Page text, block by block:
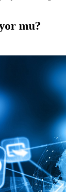
mu?